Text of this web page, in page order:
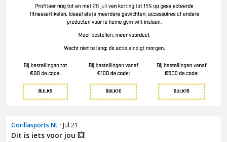
Gorillasports NL · Jul 21
Dit is iets voor jou 💥